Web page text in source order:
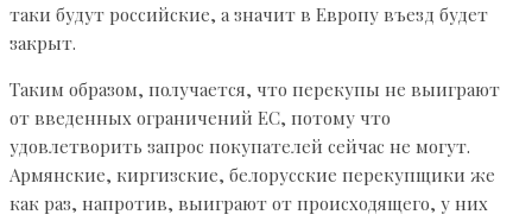
таки будут российские, а значит в Европу въезд будет
закрыт.
Таким образом, получается, что перекупы не выиграют
от введенных ограничений ЕС, потому что
удовлетворить запрос покупателей сейчас не могут.
Армянские, киргизские, белорусские перекупщики же
как раз, напротив, выиграют от происходящего, у них